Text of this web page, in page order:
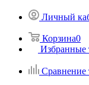
Личный
Корзина0
Избранные
Сравнение